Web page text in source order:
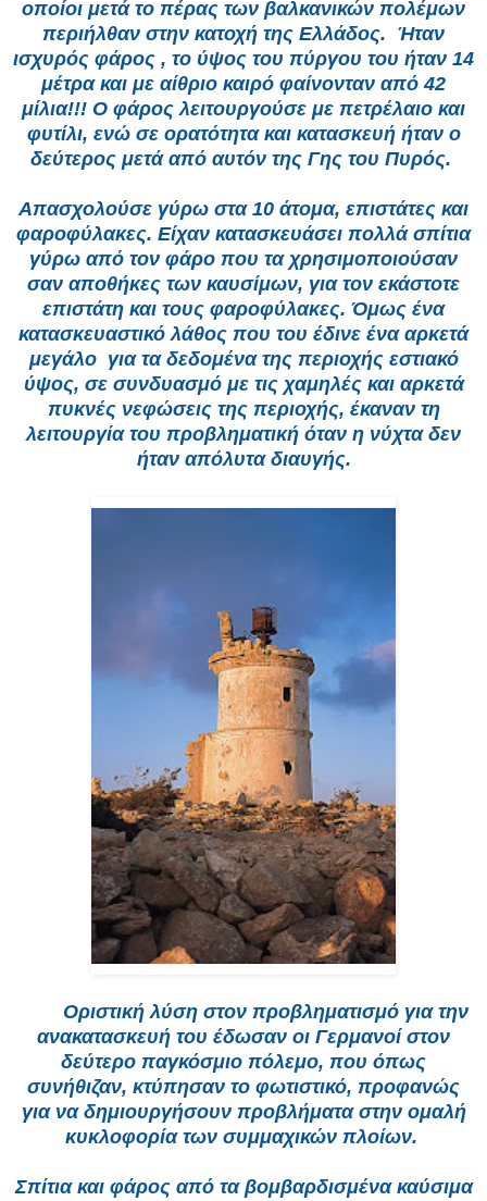
οποίοι μετά το πέρας των βαλκανικών πολέμων
περιήλθαν στην κατοχή της Ελλάδος. Ήταν
ισχυρός φάρος , το ύψος του πύργου του ήταν 14
μέτρα και με αίθριο καιρό φαίνονταν από 42
μίλια!!! Ο φάρος λειτουργούσε με πετρέλαιο και
φυτίλι, ενώ σε ορατότητα και κατασκευή ήταν ο
δεύτερος μετά από αυτόν της Γης του Πυρός.
Απασχολούσε γύρω στα 10 άτομα, επιστάτες και
φαροφύλακες. Είχαν κατασκευάσει πολλά σπίτια
γύρω από τον φάρο που τα χρησιμοποιούσαν
σαν αποθήκες των καυσίμων, για τον εκάστοτε
επιστάτη και τους φαροφύλακες. Όμως ένα
κατασκευαστικό λάθος που του έδινε ένα αρκετά
μεγάλο για τα δεδομένα της περιοχής εστιακό
ύψος, σε συνδυασμό με τις χαμηλές και αρκετά
πυκνές νεφώσεις της περιοχής, έκαναν τη
λειτουργία του προβληματική όταν η νύχτα δεν
ήταν απόλυτα διαυγής.
Οριστική λύση στον προβληματισμό για την
ανακατασκευή του έδωσαν οι Γερμανοί στον
δεύτερο παγκόσμιο πόλεμο, που όπως
συνήθιζαν, κτύπησαν το φωτιστικό, προφανώς
για να δημιουργήσουν προβλήματα στην ομαλή
κυκλοφορία των συμμαχικών πλοίων.
Σπίτια και φάρος από τα βομβαρδισμένα καύσιμα